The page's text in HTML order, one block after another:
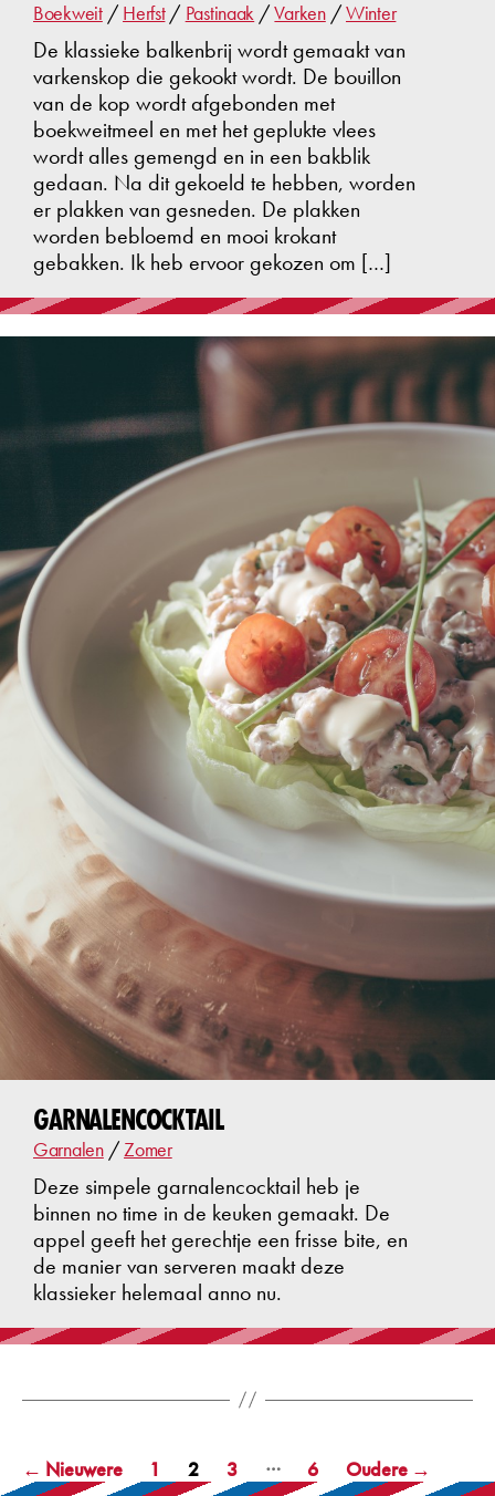
Boekweit/Herfst/ Pastinaak /Varken/Winter
De klassieke balkenbrij wordt gemaakt van
varkenskop die gekookt wordt. De bouillon
van de kop wordt afgebonden met
boekweitmeel en met het geplukte vlees
wordt alles gemengd en in een bakblik
gedaan. Na dit gekoeld te hebben, worden
er plakken van gesneden. De plakken
worden bebloemd en mooi krokant
gebakken. Ik heb ervoor gekozen om […]
GARNALENCOCKTAIL
Garnalen/Zomer
Deze simpele garnalencocktail heb je
binnen no time in de keuken gemaakt. De
appel geeft het gerechtje een frisse bite, en
de manier van serveren maakt deze
klassieker helemaal anno nu.
Berichtnavigatie
← Nieuwere 1 2 3 … 6 Oudere →